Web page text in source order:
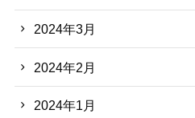
2024年3月
2024年2月
2024年1月